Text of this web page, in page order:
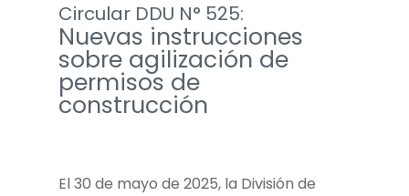
Circular DDU N° 525:
Nuevas instrucciones
sobre agilización de
permisos de
construcción
El 30 de mayo de 2025, la División de